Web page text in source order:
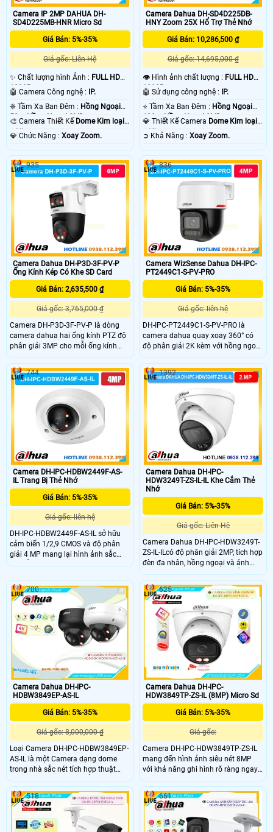
Camera IP 2MP DAHUA DH-
SD4D225MB-HNR Micro Sd
Giá Bán: 5%-35%
Giá gốc: Liên Hệ
✨ Chất lượng hình Ảnh : FULL HD
1080P .
🤖️ Camera Công nghệ :
IP.
❈ Tầm Xa Ban Đêm : Hồng Ngoại
50m Hồng Ngoại SMD.
🎨 Camera Thiết Kế Dome Kim loại
+ Nhựa.
️💎 Chức Năng : Xoay Zoom.
Camera Dahua DH-SD4D225DB-
HNY Zoom 25X Hổ Trợ Thẻ Nhớ
Giá Bán: 10,286,500 ₫
Giá gốc: 14,695,000 ₫
👁 Hình ảnh chất lượng : FULL HD
1080P .
🤖️ Sử dụng công nghệ :
IP.
⭐ Tầm Xa Ban Đêm : Hồng Ngoại
100m Hồng Ngoại SMD.
💎 Thiết Kế Camera Dome Kim loại
+ Nhựa.
️➲ Khả Năng :Xoay Zoom.
Camera Dahua DH-P3D-3F-PV-P
Ống Kính Kép Có Khe SD Card
Giá Bán: 2,635,500 ₫
Giá gốc: 3,765,000 ₫
Camera DH-P3D-3F-PV-P là dòng
camera dahua hai ống kính PTZ độ
phân giải 3MP cho mỗi ống kính
gồm ống PT 6 mm và ống cố định
2,8 mm cho góc rộng 89° và góc
hẹp 52°. Cảm biến 1/2,9″ CMOS
khẩu độ F1.0 kèm khả năng quay
ngang 352° và nghiêng lên 90° giúp
giám sát linh động. Hỗ trợ thẻ nhớ
lên đến 256GB lưu trữ vượt trội
935
Camera WizSense Dahua DH-IPC-
PT2449C1-S-PV-PRO
Giá Bán: 5%-35%
Giá gốc: liên hệ
DH-IPC-PT2449C1-S-PV-PRO là
camera dahua quay xoay 360° có
độ phân giải 2K kèm với hồng ngoại
tâm xa 30m giám sát sắc nét cả
ngày và đêm. Camera này còn hỗ
trợ đàm thoại âm thành 2 chiều nhờ
tích hợp mic vs loa có hỗ trợ tên
miền xem từ xa qua web hoặc app
có khả năng lưu trữ độc lập nhờ có
khay thẻ nhớ dung lượng lên đến
512GB.
836
Camera DH-IPC-HDBW2449F-AS-
IL Trang Bị Thẻ Nhớ
Giá Bán: 5%-35%
Giá gốc: liên hệ
DH-IPC-HDBW2449F-AS-IL sở hữu
cảm biến 1/2,9 CMOS và độ phân
giải 4 MP mang lại hình ảnh sắc
nét. Ống kính 2,8 mm hoặc 3,6 mm
Đèn hồng ngoại và đèn ánh sáng
ấm chiếu xa 30 m hỗ trợ quan sát
ban đêm. Hỗ trợ thẻ nhớ lưu trữ tối
đa 256GB và tên miền xem camera
từ xa qua app hoặc web.
744
Camera Dahua DH-IPC-
HDW3249T-ZS-IL-IL Khe Cắm Thẻ
Nhớ
Giá Bán: 5%-35%
Giá gốc: Liên Hệ
Camera Dahua DH-IPC-HDW3249T-
ZS-IL-ILcó độ phân giải 2MP, tích hợp
đèn đa nhân, hồng ngoại và ánh
sáng ấm tầm xa đến 50m. Hỗ trợ
thẻ nhớ 512GB, nguồn 12VDC/PoE,
đạt chuẩn chống nước IP67 cùng
các tính năng AI thông minh như
phát hiện xâm nhập, phân loại
người và phương tiện.
1392
Camera Dahua DH-IPC-
HDBW3849EP-AS-IL
Giá Bán: 5%-35%
Giá gốc: 8,000,000 ₫
Loại Camera DH-IPC-HDBW3849EP-
AS-IL là một Camera dạng dome
trong nhà sắc nét tích hợp thuật
toán AI deep learning để phân biệt
người và phương tiện là camera ip
poe cung cấp cấp nguồn qua dây
tín hiệu và kết hợp với khả năng ánh
sáng kép vừa hồng ngoại vừa đèn
700
Camera Dahua DH-IPC-
HDW3849TP-ZS-IL (8MP) Micro Sd
Giá Bán: 5%-35%
Giá gốc:
Camera DH-IPC-HDW3849TP-ZS-IL
mang đến hình ảnh siêu nét 8MP
với khả năng ghi hình rõ ràng ngay
cả ban đêm nhờ hồng ngoại 50m và
đèn LED ánh sáng ấm 40m Mic thu
âm tích hợp giúp lưu lại âm thanh
chuẩn xác trong mọi tình huống AI
thông minh phân biệt người và
625
518 661